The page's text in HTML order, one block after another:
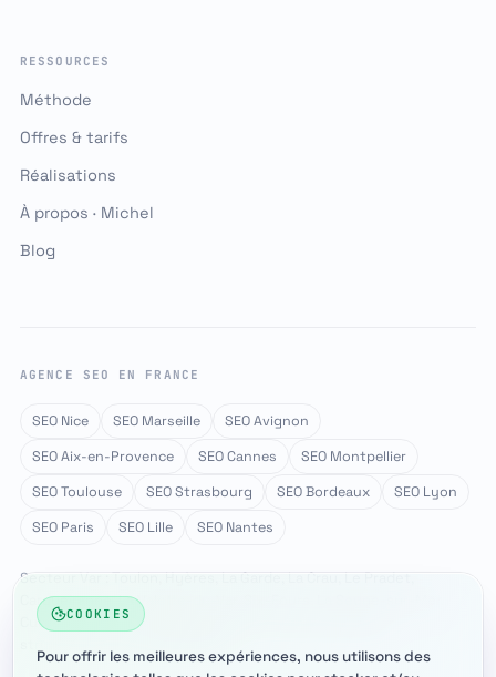
RESSOURCES
Méthode
Offres & tarifs
Réalisations
À propos · Michel
Blog
AGENCE SEO EN FRANCE
SEO Nice SEO Marseille
SEO Avignon
SEO Aix-en-Provence
SEO Cannes
SEO Montpellier
SEO Toulouse
SEO Strasbourg SEO Bordeaux
SEO Lyon
SEO Paris
SEO Lille SEO Nantes
Secteur Var : Toulon, Hyères, La Garde, La Crau, Le Pradet,
Carqueiranne, La Valette-du-Var, Six-Fours, La Seyne-sur-Mer,
Cuers, couvert via Google Business Profile & données
COOKIES
Pour offrir les meilleures expériences, nous utilisons des